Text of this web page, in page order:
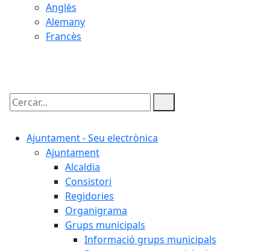
Anglès
Alemany
Francès
Cercar:
Ajuntament - Seu electrònica
Ajuntament
Alcaldia
Consistori
Regidories
Organigrama
Grups municipals
Informació grups municipals